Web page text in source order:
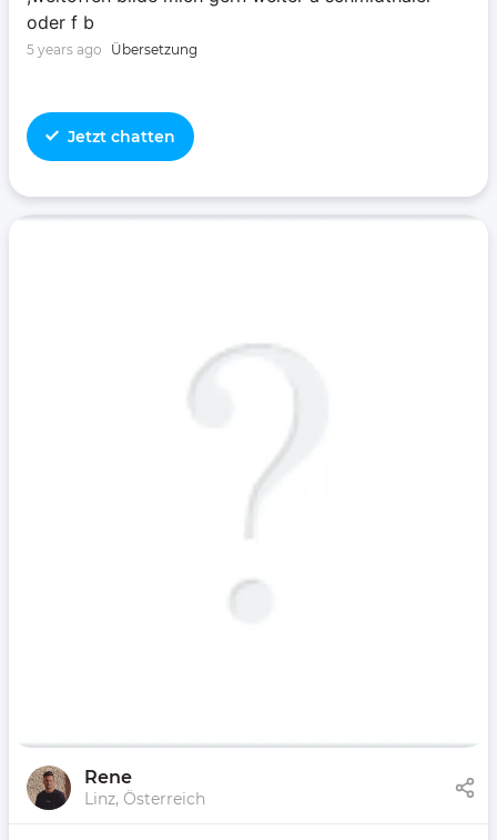
oder f b
5 years ago Übersetzung
Jetzt chatten
Rene
Linz, Österreich